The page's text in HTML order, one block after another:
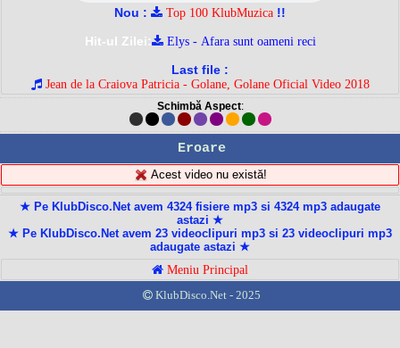
Nou : Top 100 KlubMuzica !!
Hit-ul Zilei:
Elys - Afara sunt oameni reci
Last file :
Jean de la Craiova Patricia - Golane, Golane Oficial Video 2018
Schimbă Aspect:
Eroare
Acest video nu există!
★ Pe KlubDisco.Net avem 4324 fisiere mp3 si 4324 mp3 adaugate
astazi ★
★ Pe KlubDisco.Net avem 23 videoclipuri mp3 si 23 videoclipuri mp3
adaugate astazi ★
Meniu Principal
KlubDisco.Net - 2025